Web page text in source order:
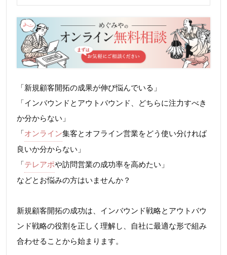
「新規顧客開拓の成果が伸び悩んでいる」
「インバウンドとアウトバウンド、どちらに注力すべき
か分からない」
「オンライン集客とオフライン営業をどう使い分ければ
良いか分からない」
「テレアポや訪問営業の成功率を高めたい」
などとお悩みの方はいませんか？
新規顧客開拓の成功は、インバウンド戦略とアウトバウ
ンド戦略の役割を正しく理解し、自社に最適な形で組み
合わせることから始まります。